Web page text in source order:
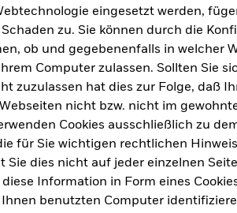
Den Bericht für Deutschland
Den Bericht für Europa
eingesetzt werden,
zu. Sie können durch die
ob und gegebenenfalls in welcher
Computer zulassen. Sollten Sie
zuzulassen hat dies zur Folge, daß
nicht bzw. nicht im
Cookies ausschließlich zu
für Sie wichtigen rechtlichen
Sie dies nicht auf jeder einzelnen
Information in Form eines
Ihnen benutzten Computer